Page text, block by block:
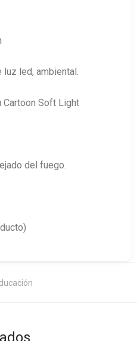
luz led, ambiental.
Cartoon Soft Light
del fuego.